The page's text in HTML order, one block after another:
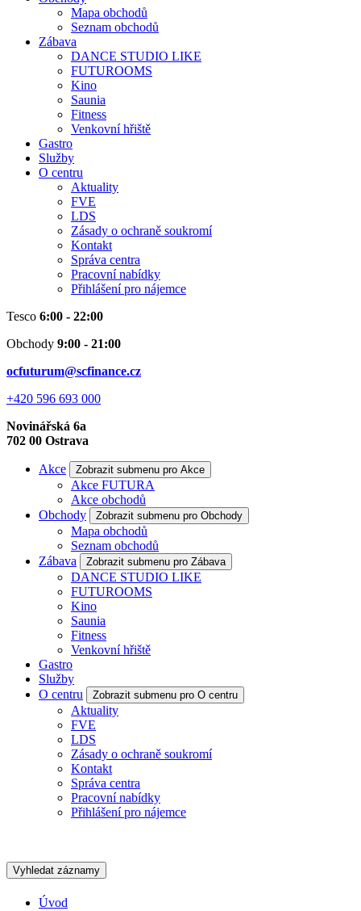
Mapa obchodů
Seznam obchodů
Zábava
DANCE STUDIO LIKE
FUTUROOMS
Kino
Saunia
Fitness
Venkovní hřiště
Gastro
Služby
O centru
Aktuality
FVE
LDS
Zásady o ochraně soukromí
Kontakt
Správa centra
Pracovní nabídky
Přihlášení pro nájemce
Tesco 6:00 - 22:00
Obchody 9:00 - 21:00
ocfuturum@scfinance.cz
+420 596 693 000
Novinářská 6a
702 00 Ostrava
Akce Zobrazit submenu pro Akce
Akce FUTURA
Akce obchodů
Obchody
Zobrazit submenu pro Obchody
Mapa obchodů
Seznam obchodů
Zábava
Zobrazit submenu pro Zábava
DANCE STUDIO LIKE
FUTUROOMS
Kino
Saunia
Fitness
Venkovní hřiště
Gastro
Služby
O centru
Zobrazit submenu pro O centru
Aktuality
FVE
LDS
Zásady o ochraně soukromí
Kontakt
Správa centra
Pracovní nabídky
Přihlášení pro nájemce
Vyhledat záznamy
Úvod